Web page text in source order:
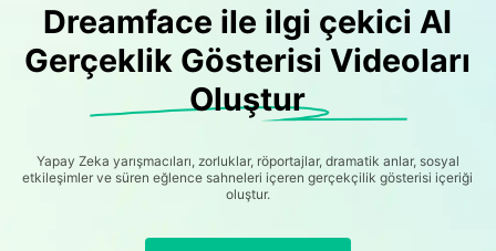
Dreamface ile ilgi çekici AI
Gerçeklik Gösterisi Videoları
Oluştur
Yapay Zeka yarışmacıları, zorluklar, röportajlar, dramatik anlar, sosyal
etkileşimler ve süren eğlence sahneleri içeren gerçekçilik gösterisi içeriği
oluştur.